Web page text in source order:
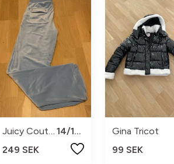
14/15 y
249 SEK
Gina Tricot
99 SEK